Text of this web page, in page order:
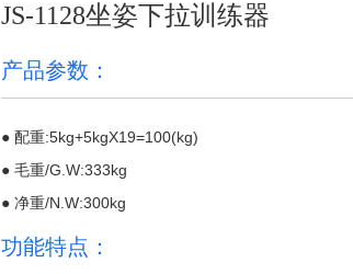
JS-1128坐姿下拉训练器
产品参数：
● 配重:5kg+5kgX19=100(kg)
● 毛重/G.W:333kg
● 净重/N.W:300kg
功能特点：